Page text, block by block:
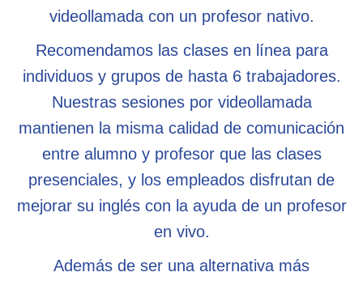
videollamada con un profesor nativo.
Recomendamos las clases en línea para
individuos y grupos de hasta 6 trabajadores.
Nuestras sesiones por videollamada
mantienen la misma calidad de comunicación
entre alumno y profesor que las clases
presenciales, y los empleados disfrutan de
mejorar su inglés con la ayuda de un profesor
en vivo.
Además de ser una alternativa más